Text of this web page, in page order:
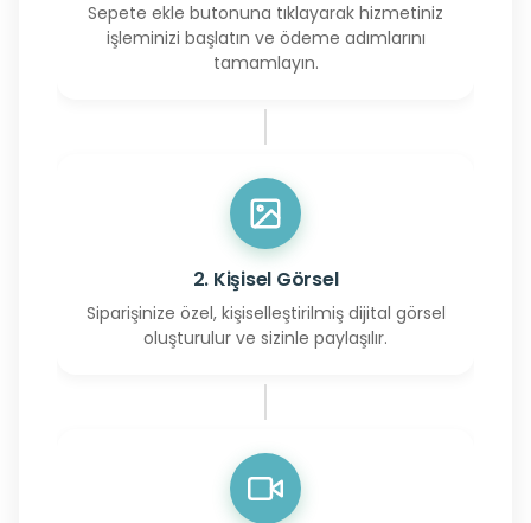
Sepete ekle butonuna tıklayarak hizmetiniz
işleminizi başlatın ve ödeme adımlarını
tamamlayın.
2. Kişisel Görsel
Siparişinize özel, kişiselleştirilmiş dijital görsel
oluşturulur ve sizinle paylaşılır.